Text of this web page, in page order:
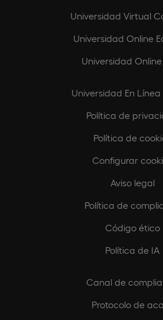
Universidad Virtual
Universidad Online
Universidad Online
Universidad En
Política de
Política de
Configurar
Aviso legal
Política de
Código ético
Política de IA
Canal de
Protocolo de